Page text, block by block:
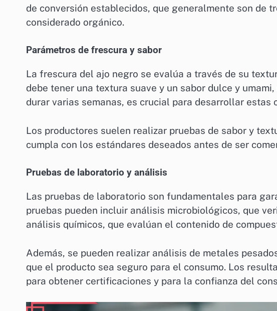
de conversión establecidos, que generalmente son de
considerado orgánico.
Parámetros de frescura y sabor
La frescura del ajo negro se evalúa a través de su
debe tener una textura suave y un sabor dulce y
durar varias semanas, es crucial para desarrollar estas
Los productores suelen realizar pruebas de sabor y
cumpla con los estándares deseados antes de ser
Pruebas de laboratorio y análisis
Las pruebas de laboratorio son fundamentales para
pruebas pueden incluir análisis microbiológicos, que
análisis químicos, que evalúan el contenido de
Además, se pueden realizar análisis de metales
que el producto sea seguro para el consumo. Los
para obtener certificaciones y para la confianza del